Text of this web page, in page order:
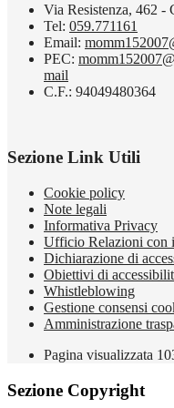
Via Resistenza, 462
Tel: 059.771161
Email:
PEC:
mail
C.F.: 94049480364
Sezione Link Utili
Cookie policy
Note legali
Informativa Privacy
Ufficio Relazioni con
Dichiarazione di
Obiettivi di
Whistleblowing
Gestione consensi
Amministrazione
Pagina visualizzata
Sezione Copyright